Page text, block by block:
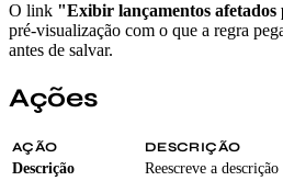
O link "Exibir lançamentos afetados
pré-visualização com o que a regra
antes de salvar.
Ações
AÇÃO DESCRIÇÃO
Descrição
Reescreve a descrição